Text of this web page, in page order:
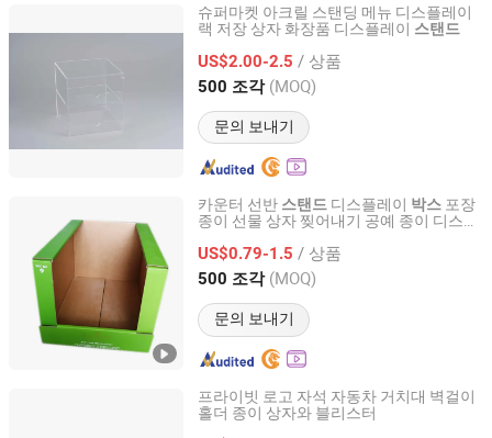
슈퍼마켓 아크릴 스탠딩 메뉴 디스플레이
랙 저장 상자 화장품 디스플레이 스탠드
US$2.00-2.5 / 상품
500 조각 (MOQ)
문의 보내기
Zhejiang Xuli New Material Technology Co., Ltd.
Zhejiang, China 이후 2025
카운터 선반 스탠드 디스플레이 박스 포장
종이 선물 상자 찢어내기 공예 종이 디스플
US$0.79-1.5 / 상품
500 조각 (MOQ)
문의 보내기
Qingdao Xinhengmei Printing Co., Ltd.
Shandong, China 이후 2025
프라이빗 로고 자석 자동차 거치대 벽걸이
홀더 종이 상자와 블리스터
Shanghai Forests Packaging Group Co., Ltd.